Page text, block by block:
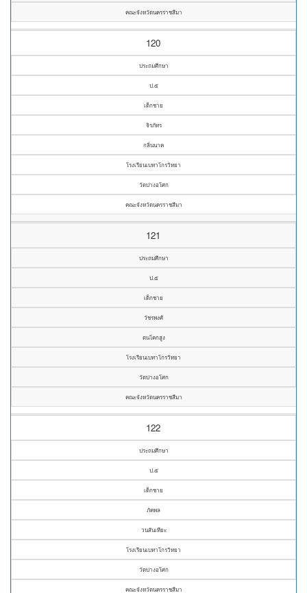
คณะจังหวัดนครราชสีมา
120
ประถมศึกษา
ป.๕
เด็กชาย
จิรภัทร
กลิ่นนาค
โรงเรียนเบทาโกรวิทยา
วัดปางอโศก
คณะจังหวัดนครราชสีมา
121
ประถมศึกษา
ป.๕
เด็กชาย
วัชรพงศ์
ตนโคกสูง
โรงเรียนเบทาโกรวิทยา
วัดปางอโศก
คณะจังหวัดนครราชสีมา
122
ประถมศึกษา
ป.๕
เด็กชาย
ภัคพล
วนสันเทียะ
โรงเรียนเบทาโกรวิทยา
วัดปางอโศก
คณะจังหวัดนครราชสีมา